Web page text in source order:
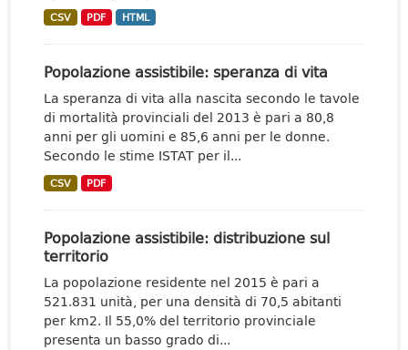
CSV PDF HTML
Popolazione assistibile: speranza di vita
La speranza di vita alla nascita secondo le tavole
di mortalità provinciali del 2013 è pari a 80,8
anni per gli uomini e 85,6 anni per le donne.
Secondo le stime ISTAT per il...
CSV PDF
Popolazione assistibile: distribuzione sul
territorio
La popolazione residente nel 2015 è pari a
521.831 unità, per una densità di 70,5 abitanti
per km2. Il 55,0% del territorio provinciale
presenta un basso grado di...